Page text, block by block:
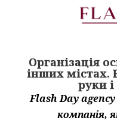
Організація
інших містах.
руки
Flash Day agency
компанія,